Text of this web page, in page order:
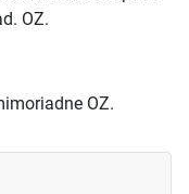
OZ.
OZ.